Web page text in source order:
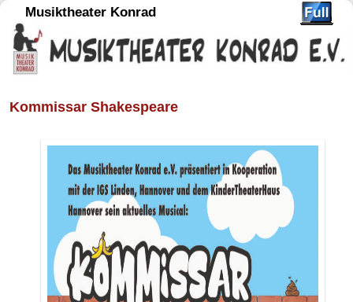
Musiktheater Konrad
Kommissar Shakespeare